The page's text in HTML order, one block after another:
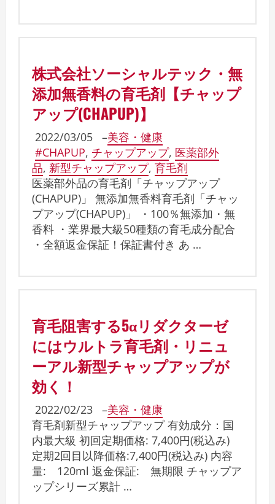
株式会社ソーシャルテック・無
添加無香料の育毛剤【チャップ
アップ(CHAPUP)】
2022/03/05 –美容・健康
#CHAPUP, チャップアップ, 医薬部外
品, 新型チャップアップ, 育毛剤
医薬部外品の育毛剤「チャップアップ
(CHAPUP)」 無添加無香料育毛剤「チャッ
プアップ(CHAPUP)」 ・100％無添加・無
香料 ・業界最大級50種類の育毛成分配合
・全額返金保証！保証書付き あ …
育毛阻害する5αリダクターゼ
にはウルトラ育毛剤・リニュ
ーアル新型チャップアップが
効く！
2022/02/23 –美容・健康
育毛剤新型チャップアップ 有効成分：国
内最大級 初回定期価格: 7,400円(税込み)
定期2回目以降価格:7,400円(税込み) 内容
量: 120ml 返金保証: 無期限 チャップア
ップシリーズ累計 …